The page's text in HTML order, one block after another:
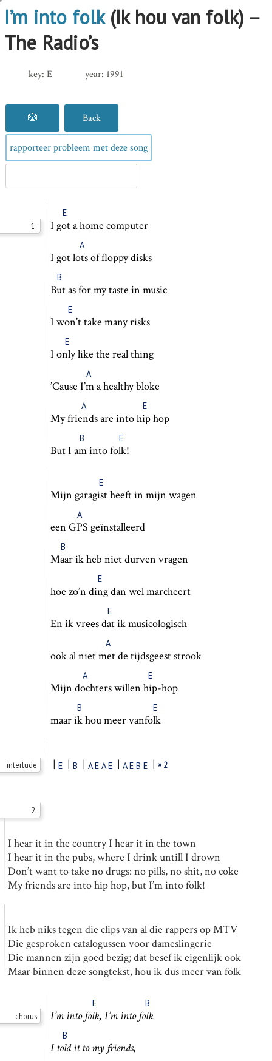
I’m into folk (Ik hou van folk) –
The Radio’s
key: E year: 1991
🎲 Back
rapporteer probleem met deze song
1.
E
I gota home computer
A
I gotlotsof floppy disks
B
Butas for my taste in music
E
I won’ttake many risks
E
I onlylike the real thing
A
’Cause I’ma healthy bloke
A E
Myfriendsare intohiphop
B E
But I amintofolk!
E
Mijn garagistheeft in mijn wagen
A
een GPS geïnstalleerd
B
Maarik heb niet durven vragen
E
hoe zo’n dingdan wel marcheert
E
En ik vreesdatik musicologisch
A
ook al nietmetde tijdsgeest strook
A E
Mijn dochters willen hip-hop
B E
maarikhou meer vanfolk
interlude | E | B | A E A E | A E B E | × 2
2.
I hear it in the country I hear it in the town
I hear it in the pubs, where I drink untill I drown
Don’t want to take no drugs: no pills, no shit, no coke
My friends are into hip hop, but I’m into folk!
Ik heb niks tegen die clips van al die rappers op MTV
Die gesproken catalogussen voor dameslingerie
Die mannen zijn goed bezig; dat besef ik eigenlijk ook
Maar binnen deze songtekst, hou ik dus meer van folk
chorus
E B
I’m intofolk, I’m intofolk
B
Itoldit to my friends,